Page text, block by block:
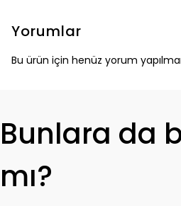
Yorumlar
Bu ürün için henüz yorum
Bunlara da
mı?